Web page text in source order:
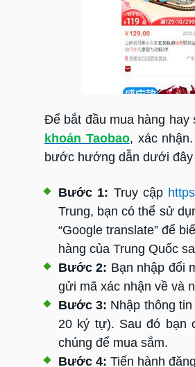
Để bắt đầu mua hàng
khoản Taobao, xác
bước hướng dẫn dưới đây
Bước 1: Truy cập
Trung, bạn có thể sử
“Google translate” để
hàng của Trung Quốc
Bước 2: Bạn nhập đổi
gửi mã xác nhận về và
Bước 3: Nhập thông
20 ký tự). Sau đó bạn
chúng để mua sắm.
Bước 4: Tiến hành